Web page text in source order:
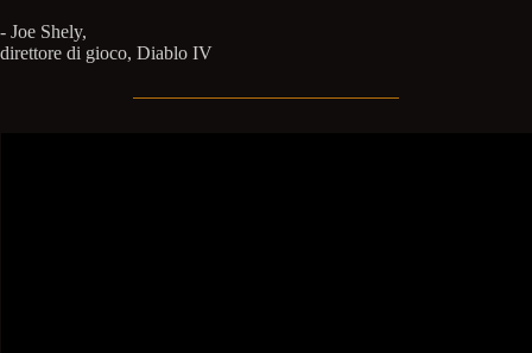
- Joe Shely,
direttore di gioco, Diablo IV